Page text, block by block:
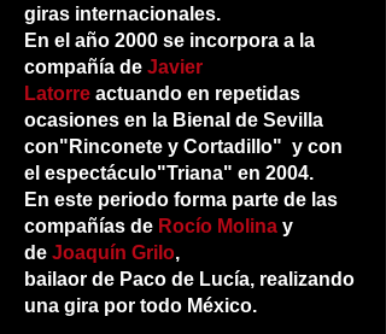
giras internacionales.
En el año 2000 se incorpora a la
compañía de Javier
Latorre actuando en repetidas
ocasiones en la Bienal de Sevilla
con"Rinconete y Cortadillo" y con
el espectáculo"Triana" en 2004.
En este periodo forma parte de las
compañías de Rocío Molina y
de Joaquín Grilo,
bailaor de Paco de Lucía, realizando
una gira por todo México.